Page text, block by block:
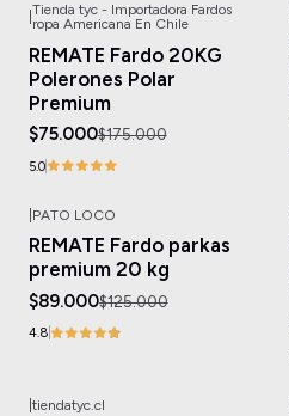
-57%OFF
Tienda tyc - Importadora Fardos
ropa Americana En Chile
REMATE Fardo 20KG
Polerones Polar
Premium
$75.000$175.000
5.0
PATO LOCO
REMATE Fardo parkas
premium 20 kg
$89.000$125.000
4.8
tiendatyc.cl